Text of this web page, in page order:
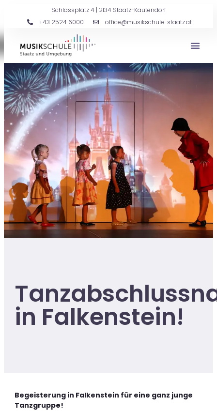
Schlossplatz 4 | 2134 Staatz-Kautendorf
+43 2524 6000
office@musikschule-staatz.at
in Falkenstein!
Begeisterung in Falkenstein für eine ganz junge
Tanzgruppe!